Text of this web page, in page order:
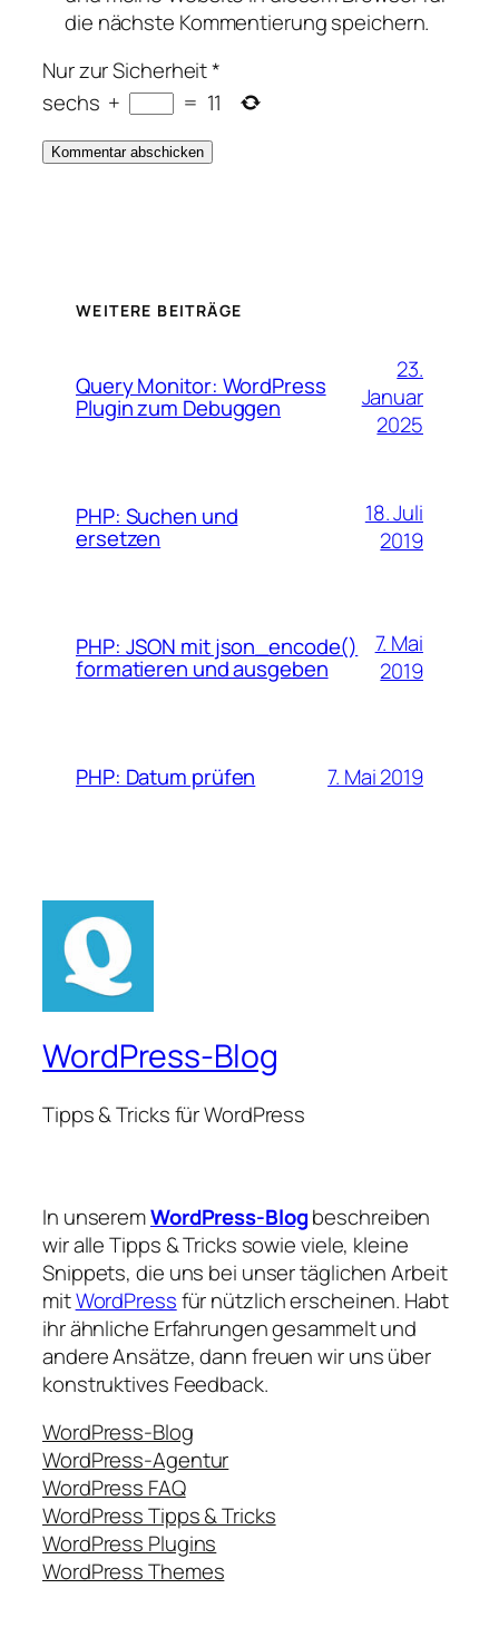
die nächste Kommentierung speichern.
Nur zur Sicherheit*
sechs + = 11
WEITERE BEITRÄGE
Query Monitor: WordPress
Plugin zum Debuggen
23.
Januar
2025
PHP: Suchen und
ersetzen
18. Juli
2019
PHP: JSON mit json_encode()
formatieren und ausgeben
7. Mai
2019
PHP: Datum prüfen 7. Mai 2019
WordPress-Blog
Tipps & Tricks für WordPress
In unseremWordPress-Blogbeschreiben
wir alle Tipps & Tricks sowie viele, kleine
Snippets, die uns bei unser täglichen Arbeit
mitWordPressfür nützlich erscheinen. Habt
ihr ähnliche Erfahrungen gesammelt und
andere Ansätze, dann freuen wir uns über
konstruktives Feedback.
WordPress-Blog
WordPress-Agentur
WordPress FAQ
WordPress Tipps & Tricks
WordPress Plugins
WordPress Themes